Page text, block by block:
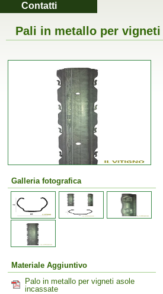
Contatti
Pali in metallo per vigneti
Galleria fotografica
Materiale Aggiuntivo
Palo in metallo per vigneti asole
incassate